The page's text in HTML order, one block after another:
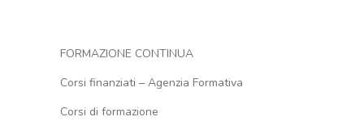
FORMAZIONE CONTINUA
Corsi finanziati – Agenzia Formativa
Corsi di formazione